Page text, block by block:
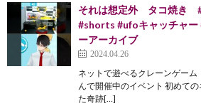
それは想定外 タコ焼き #
#shorts #ufoキャッチャー
ーアーカイブ
2024.04.26
ネットで遊べるクレーンゲー
んで開催中のイベント 初めて
た奇跡[…]